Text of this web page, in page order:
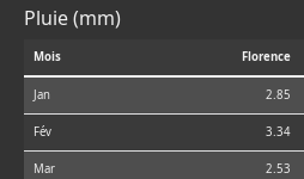
Pluie (mm)
Mois Florence
Jan 2.85
Fév 3.34
Mar 2.53